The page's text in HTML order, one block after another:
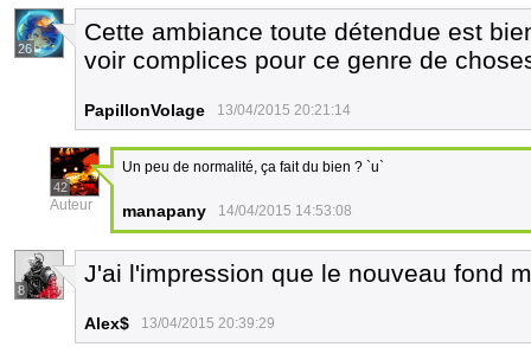
26
Cette ambiance toute détendue est
voir complices pour ce genre de
PapillonVolage 13/04/2015 20:21:14
42
Auteur
Un peu de normalité, ça fait du bien ? `u`
manapany 14/04/2015 14:53:08
8
J'ai l'impression que le nouveau fond
Alex$ 13/04/2015 20:39:29